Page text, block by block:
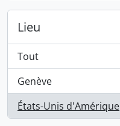
Lieu
Tout
Genève
, 1 résultats
États-Unis d'Amérique
, 1 résultats